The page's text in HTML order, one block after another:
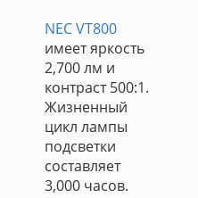
NEC VT800
имеет яркость
2,700 лм и
контраст 500:1.
Жизненный
цикл лампы
подсветки
составляет
3,000 часов.